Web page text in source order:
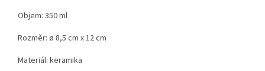
Objem: 350 ml
Rozměr: ø 8,5 cm x 12 cm
Materiál: keramika